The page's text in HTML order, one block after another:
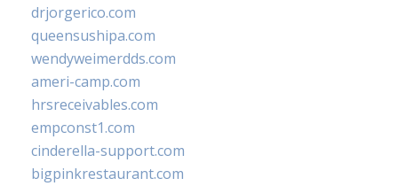
drjorgerico.com
queensushipa.com
wendyweimerdds.com
ameri-camp.com
hrsreceivables.com
empconst1.com
cinderella-support.com
bigpinkrestaurant.com